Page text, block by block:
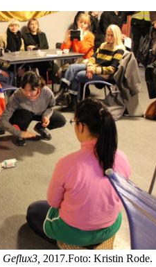
Geflux3, 2017.Foto: Kristin Rode.